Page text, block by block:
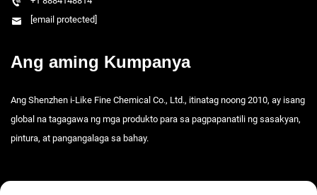
[email protected]
Ang aming Kumpanya
Ang Shenzhen i-Like Fine Chemical Co., Ltd., itinatag noong 2010, ay isang
global na tagagawa ng mga produkto para sa pagpapanatili ng sasakyan,
pintura, at pangangalaga sa bahay.